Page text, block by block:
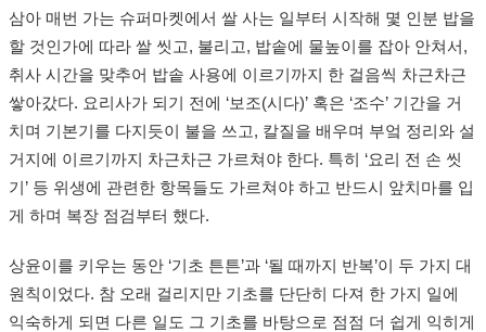
삼아 매번 가는 슈퍼마켓에서 쌀 사는 일부터 시작해 몇 인분 밥을
할 것인가에 따라 쌀 씻고, 불리고, 밥솥에 물높이를 잡아 안쳐서,
취사 시간을 맞추어 밥솥 사용에 이르기까지 한 걸음씩 차근차근
쌓아갔다. 요리사가 되기 전에 ‘보조(시다)’ 혹은 ‘조수’ 기간을 거
치며 기본기를 다지듯이 불을 쓰고, 칼질을 배우며 부엌 정리와 설
거지에 이르기까지 차근차근 가르쳐야 한다. 특히 ‘요리 전 손 씻
기’ 등 위생에 관련한 항목들도 가르쳐야 하고 반드시 앞치마를 입
게 하며 복장 점검부터 했다.
상윤이를 키우는 동안 ‘기초 튼튼’과 ‘될 때까지 반복’이 두 가지 대
원칙이었다. 참 오래 걸리지만 기초를 단단히 다져 한 가지 일에
익숙하게 되면 다른 일도 그 기초를 바탕으로 점점 더 쉽게 익히게